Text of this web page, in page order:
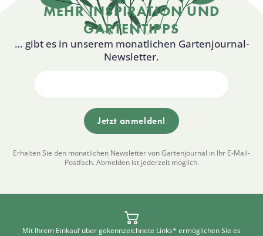
MEHR INSPIRATION UND
GARTENTIPPS
… gibt es in unserem monatlichen Gartenjournal-
Newsletter.
Erhalten Sie den monatlichen Newsletter von Gartenjournal in Ihr E-Mail-
Postfach. Abmelden ist jederzeit möglich.
Mit Ihrem Einkauf über gekennzeichnete Links* ermöglichen Sie es